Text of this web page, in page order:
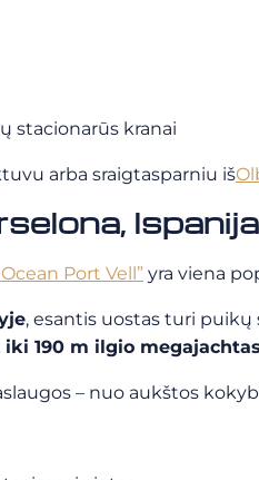
stacionarūs kranai
arba sraigtasparniu iš
Ispanija
Port Vell” yra viena
, esantis uostas turi puikų
iki 190 m ilgio megajachtas
– nuo aukštos